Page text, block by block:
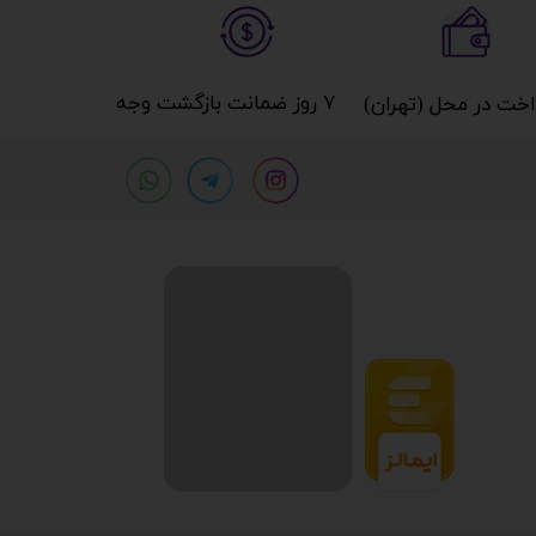
۷ روز ضمانت بازگشت وجه​​​​​​​ در محل (تهران)​​​​​​​